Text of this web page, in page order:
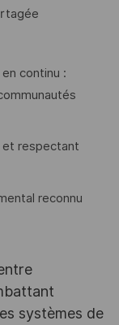
continu :
et respectant
reconnu
systèmes de